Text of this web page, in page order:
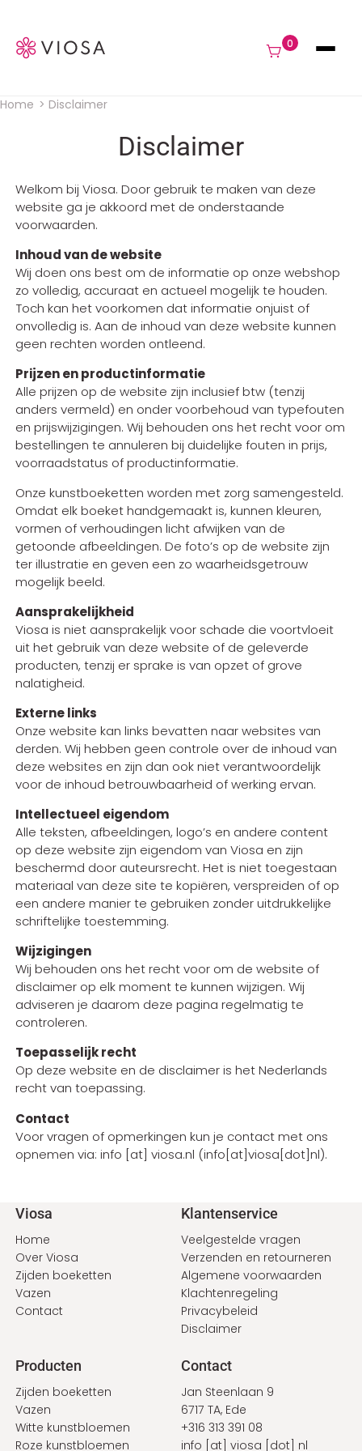
0
Home Disclaimer
Disclaimer
Welkom bij Viosa. Door gebruik te maken van deze
website ga je akkoord met de onderstaande
voorwaarden.
Inhoud van de website
Wij doen ons best om de informatie op onze webshop
zo volledig, accuraat en actueel mogelijk te houden.
Toch kan het voorkomen dat informatie onjuist of
onvolledig is. Aan de inhoud van deze website kunnen
geen rechten worden ontleend.
Prijzen en productinformatie
Alle prijzen op de website zijn inclusief btw (tenzij
anders vermeld) en onder voorbehoud van typefouten
en prijswijzigingen. Wij behouden ons het recht voor om
bestellingen te annuleren bij duidelijke fouten in prijs,
voorraadstatus of productinformatie.
Onze kunstboeketten worden met zorg samengesteld.
Omdat elk boeket handgemaakt is, kunnen kleuren,
vormen of verhoudingen licht afwijken van de
getoonde afbeeldingen. De foto’s op de website zijn
ter illustratie en geven een zo waarheidsgetrouw
mogelijk beeld.
Aansprakelijkheid
Viosa is niet aansprakelijk voor schade die voortvloeit
uit het gebruik van deze website of de geleverde
producten, tenzij er sprake is van opzet of grove
nalatigheid.
Externe links
Onze website kan links bevatten naar websites van
derden. Wij hebben geen controle over de inhoud van
deze websites en zijn dan ook niet verantwoordelijk
voor de inhoud betrouwbaarheid of werking ervan.
Intellectueel eigendom
Alle teksten, afbeeldingen, logo’s en andere content
op deze website zijn eigendom van Viosa en zijn
beschermd door auteursrecht. Het is niet toegestaan
materiaal van deze site te kopiëren, verspreiden of op
een andere manier te gebruiken zonder uitdrukkelijke
schriftelijke toestemming.
Wijzigingen
Wij behouden ons het recht voor om de website of
disclaimer op elk moment te kunnen wijzigen. Wij
adviseren je daarom deze pagina regelmatig te
controleren.
Toepasselijk recht
Op deze website en de disclaimer is het Nederlands
recht van toepassing.
Contact
Voor vragen of opmerkingen kun je contact met ons
opnemen via: info [at] viosa.nl (info[at]viosa[dot]nl).
Voet
Viosa
Home
Over Viosa
Zijden boeketten
Vazen
Contact
Klantenservice
Veelgestelde vragen
Verzenden en retourneren
Algemene voorwaarden
Klachtenregeling
Privacybeleid
Disclaimer
Producten
Zijden boeketten
Vazen
Witte kunstbloemen
Roze kunstbloemen
Contact
Jan Steenlaan 9
6717 TA, Ede
+316 313 391 08
info [at] viosa [dot] nl